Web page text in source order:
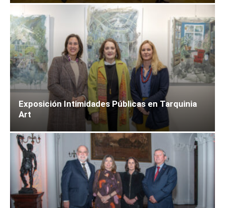
Exposición Intimidades Públicas en Tarquinia
Art